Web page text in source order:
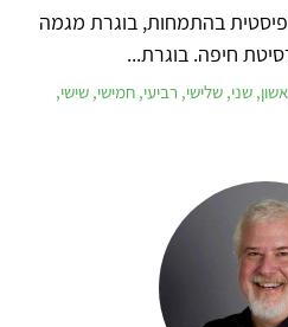
בהתמחות, בוגרת מגמה
חיפה. בוגרת...
שני, שלישי, רביעי, חמישי, שישי,